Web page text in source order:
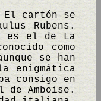
El cartón se
Rubens.
es el de La
como
se han
enigmática
consigo en
Amboise.